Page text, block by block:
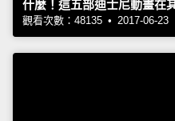
什麼！這五部迪士尼動畫在
觀看次數：48135 • 2017-06-23